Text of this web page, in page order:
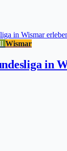
Wismar
in